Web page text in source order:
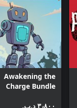
Awakening the
Charge Bundle
٣٫٨٠٠ د.ب.‏